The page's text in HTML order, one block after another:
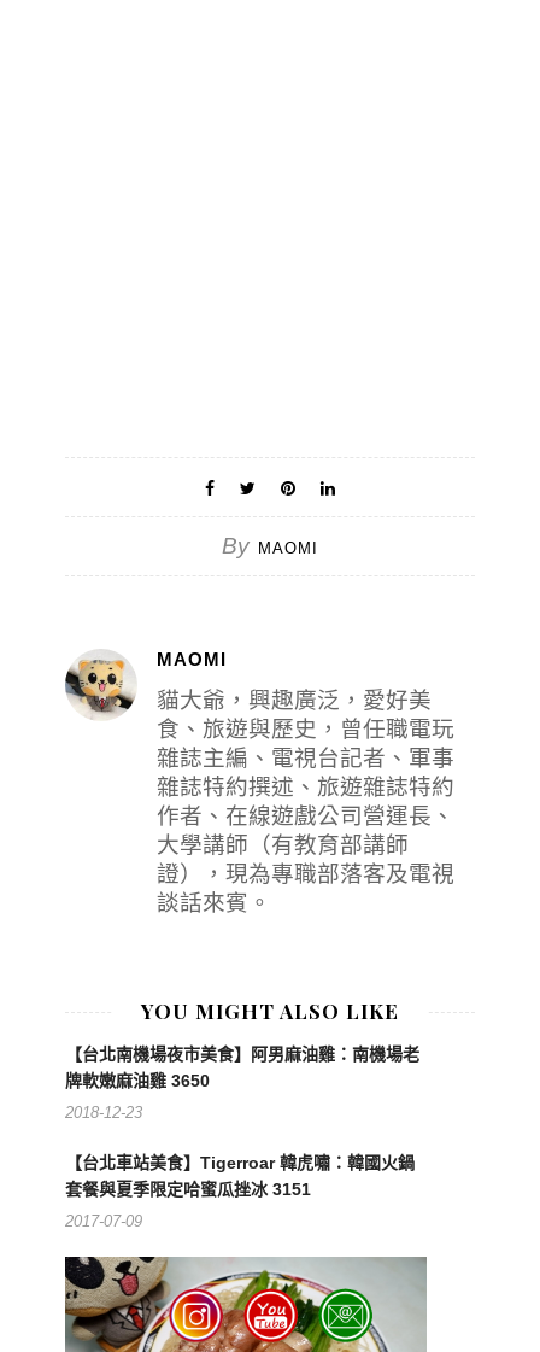
By MAOMI
MAOMI
貓大爺，興趣廣泛，愛好美
食、旅遊與歷史，曾任職電玩
雜誌主編、電視台記者、軍事
雜誌特約撰述、旅遊雜誌特約
作者、在線遊戲公司營運長、
大學講師（有教育部講師
證），現為專職部落客及電視
談話來賓。
YOU MIGHT ALSO LIKE
【台北南機場夜市美食】阿男麻油雞：南機場老
牌軟嫩麻油雞 3650
2018-12-23
【台北車站美食】Tigerroar 韓虎嘯：韓國火鍋
套餐與夏季限定哈蜜瓜挫冰 3151
2017-07-09